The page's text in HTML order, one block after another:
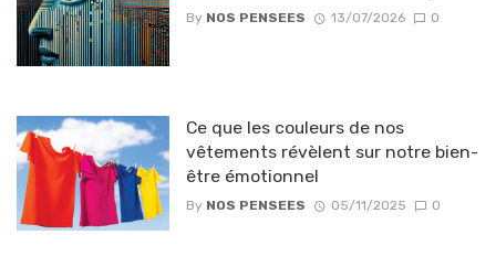
By NOS PENSEES 13/07/2026 0
Ce que les couleurs de nos
vêtements révèlent sur notre bien-
être émotionnel
By NOS PENSEES 05/11/2025 0